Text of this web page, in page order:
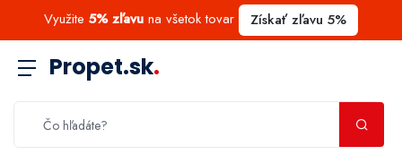
Využite 5% zľavu na všetok tovar Získať zľavu 5%
Propet.sk.